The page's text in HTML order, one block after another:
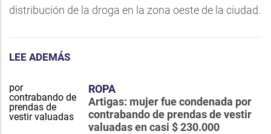
distribución de la droga en la zona oeste de la ciudad.
LEE ADEMÁS
ROPA
Artigas: mujer fue condenada por
contrabando de prendas de vestir
valuadas en casi $ 230.000